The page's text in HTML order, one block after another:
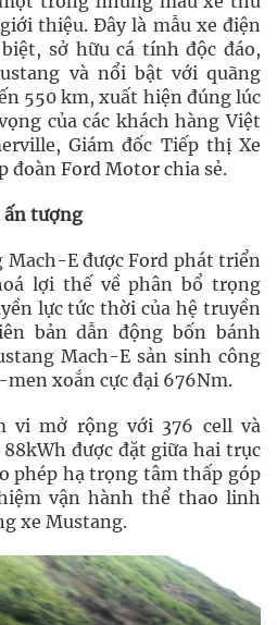
thiệu. Đây là mẫu xe điện
sở hữu cá tính độc đáo,
và nổi bật với quãng
550 km, xuất hiện đúng lúc
của các khách hàng Việt
Giám đốc Tiếp thị Xe
đoàn Ford Motor chia sẻ.
ấn tượng
Mach-E được Ford phát triển
lợi thế về phân bổ trọng
lực tức thời của hệ truyền
bản dẫn động bốn bánh
Mach-E sản sinh công
xoắn cực đại 676Nm.
vi mở rộng với 376 cell và
được đặt giữa hai trục
phép hạ trọng tâm thấp góp
vận hành thể thao linh
xe Mustang.